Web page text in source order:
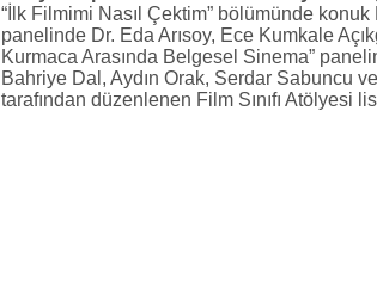
“İlk Filmimi Nasıl Çektim” bölümünde konuk
panelinde Dr. Eda Arısoy, Ece Kumkale
Kurmaca Arasında Belgesel Sinema”
Bahriye Dal, Aydın Orak, Serdar Sabuncu
tarafından düzenlenen Film Sınıfı Atölyesi